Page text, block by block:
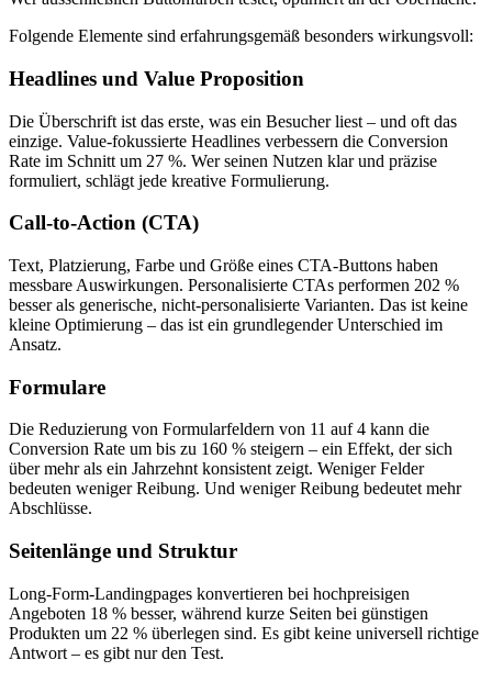
Folgende Elemente sind erfahrungsgemäß besonders wirkungsvoll:
Headlines und Value Proposition
Die Überschrift ist das erste, was ein Besucher liest – und oft das
einzige. Value-fokussierte Headlines verbessern die Conversion
Rate im Schnitt um 27 %. Wer seinen Nutzen klar und präzise
formuliert, schlägt jede kreative Formulierung.
Call-to-Action (CTA)
Text, Platzierung, Farbe und Größe eines CTA-Buttons haben
messbare Auswirkungen. Personalisierte CTAs performen 202 %
besser als generische, nicht-personalisierte Varianten. Das ist keine
kleine Optimierung – das ist ein grundlegender Unterschied im
Ansatz.
Formulare
Die Reduzierung von Formularfeldern von 11 auf 4 kann die
Conversion Rate um bis zu 160 % steigern – ein Effekt, der sich
über mehr als ein Jahrzehnt konsistent zeigt. Weniger Felder
bedeuten weniger Reibung. Und weniger Reibung bedeutet mehr
Abschlüsse.
Seitenlänge und Struktur
Long-Form-Landingpages konvertieren bei hochpreisigen
Angeboten 18 % besser, während kurze Seiten bei günstigen
Produkten um 22 % überlegen sind. Es gibt keine universell richtige
Antwort – es gibt nur den Test.